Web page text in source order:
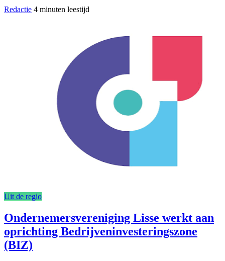
Redactie 4 minuten leestijd
Uit de regio
Ondernemersvereniging Lisse werkt aan
oprichting Bedrijveninvesteringszone
(BIZ)